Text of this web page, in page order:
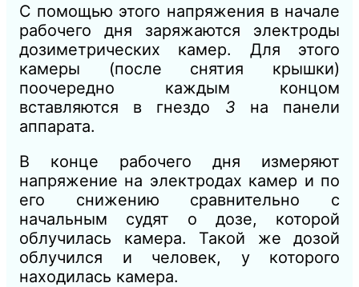
С помощью этого напряжения в начале
рабочего дня заряжаются электроды
дозиметрических камер. Для этого
камеры (после снятия крышки)
поочередно каждым концом
вставляются в гнездо 3 на панели
аппарата.
В конце рабочего дня измеряют
напряжение на электродах камер и по
его снижению сравнительно с
начальным судят о дозе, которой
облучилась камера. Такой же дозой
облучился и человек, у которого
находилась камера.